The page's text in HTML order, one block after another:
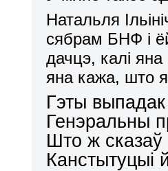
Натальля
сябрам БНФ і
дачцэ, калі
яна кажа, што
Гэты
Генэральны
Што ж сказаў
Канстытуцыі